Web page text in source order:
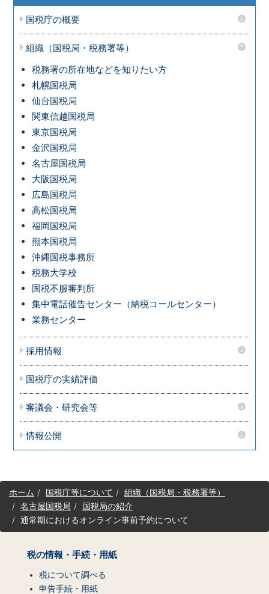
国税庁の概要
組織（国税局・税務署等）
税務署の所在地などを知りたい方
札幌国税局
仙台国税局
関東信越国税局
東京国税局
金沢国税局
名古屋国税局
大阪国税局
広島国税局
高松国税局
福岡国税局
熊本国税局
沖縄国税事務所
税務大学校
国税不服審判所
集中電話催告センター（納税コールセンター）
業務センター
採用情報
国税庁の実績評価
審議会・研究会等
情報公開
サ
イホーム 国税庁等について
組織（国税局・税務署等）
名古屋国税局
国税局の紹介
通常期におけるオンライン事前予約について
税の情報・手続・用紙
税について調べる
申告手続・用紙